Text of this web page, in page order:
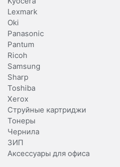
Lexmark
Oki
Panasonic
Pantum
Ricoh
Samsung
Sharp
Toshiba
Xerox
Струйные картриджи
Тонеры
Чернила
ЗИП
Аксессуары для офиса